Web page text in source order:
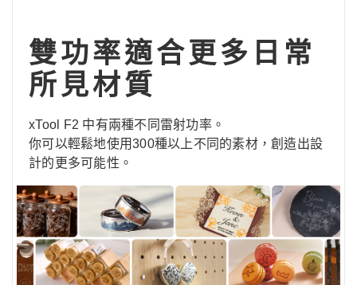
雙功率適合更多日常
所見材質
xTool F2 中有兩種不同雷射功率。
你可以輕鬆地使用300種以上不同的素材，創造出設
計的更多可能性。